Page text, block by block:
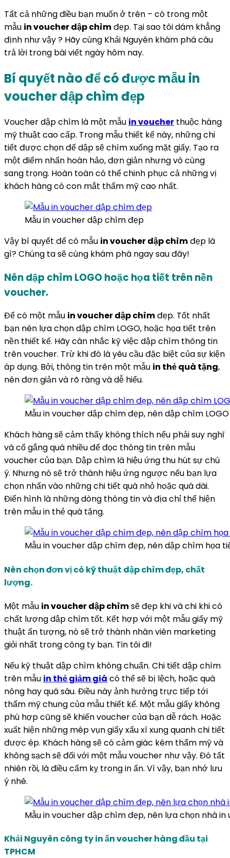
Tất cả những điều bạn muốn ở trên – có trong một
mẫu in voucher dập chìmđẹp. Tại sao tôi dám khẳng
định như vậy ? Hãy cùng Khải Nguyên khám phá câu
trả lời trong bài viết ngày hôm nay.
Bí quyết nào để có được mẫu in
voucher dập chìm đẹp
Voucher dập chìm là một mẫu in voucher thuộc hàng
mỹ thuật cao cấp. Trong mẫu thiết kế này, những chi
tiết được chọn để dập sẽ chìm xuống mặt giấy. Tạo ra
một điểm nhấn hoàn hảo, đơn giản nhưng vô cùng
sang trọng. Hoàn toàn có thể chinh phục cả những vị
khách hàng có con mắt thẩm mỹ cao nhất.
Mẫu in voucher dập chìm đẹp
Vậy bí quyết để có mẫu in voucher dập chìmđẹp là
gì? Chúng ta sẽ cùng khám phá ngay sau đây!
Nên dập chìm LOGO hoặc họa tiết trên nền
voucher.
Để có một mẫu in voucher dập chìmđẹp. Tốt nhất
bạn nên lựa chọn dập chìm LOGO, hoặc họa tiết trên
nền thiết kế. Hãy cân nhắc kỹ việc dập chìm thông tin
trên voucher. Trừ khi đó là yêu cầu đặc biệt của sự kiện
áp dụng. Bởi, thông tin trên một mẫu in thẻ quà tặng,
nên đơn giản và rõ ràng và dễ hiểu.
Mẫu in voucher dập chìm đẹp, nên dập chìm LOGO
Khách hàng sẽ cảm thấy không thích nếu phải suy nghĩ
và cố gắng quá nhiều để đọc thông tin trên mẫu
voucher của bạn. Dập chìm là hiệu ứng thu hút sự chú
ý. Nhưng nó sẽ trở thành hiệu ứng ngược nếu bạn lựa
chọn nhấn vào những chi tiết quá nhỏ hoặc quá dài.
Điển hình là những dòng thông tin và địa chỉ thể hiện
trên mẫu in thẻ quà tặng.
Mẫu in voucher dập chìm đẹp, nên dập chìm họa
Nên chọn đơn vị có kỹ thuật dập chìm đẹp, chất
lượng.
Một mẫu in voucher dập chìmsẽ đẹp khi và chi khi có
chất lượng dập chìm tốt. Kết hợp với một mẫu giấy mỹ
thuật ấn tượng, nó sẽ trở thành nhân viên marketing
giỏi nhất trong công ty bạn. Tin tôi đi!
Nếu kỹ thuật dập chìm không chuẩn. Chi tiết dập chìm
trên mẫu in thẻ giảm giá có thể sẽ bị lệch, hoặc quá
nông hay quá sâu. Điều này ảnh hưởng trực tiếp tới
thẩm mỹ chung của mẫu thiết kế. Một mẫu giấy không
phù hợp cũng sẽ khiến voucher của bạn dễ rách. Hoặc
xuất hiện những mép vụn giấy xấu xí xung quanh chi tiết
được ép. Khách hàng sẽ có cảm giác kém thẩm mỹ và
không sạch sẽ đối với một mẫu voucher như vậy. Đó tất
nhiên rồi, là điều cấm kỵ trong in ấn. Vì vậy, bạn nhớ lưu
ý nhé.
Mẫu in voucher dập chìm đẹp, nên lựa chọn nhà in
Khải Nguyên công ty in ấn voucher hàng đầu tại
TPHCM